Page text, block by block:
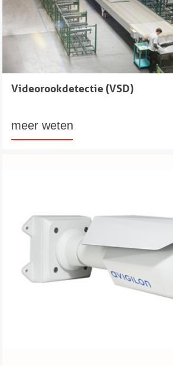
Videorookdetectie (VSD)
meer weten